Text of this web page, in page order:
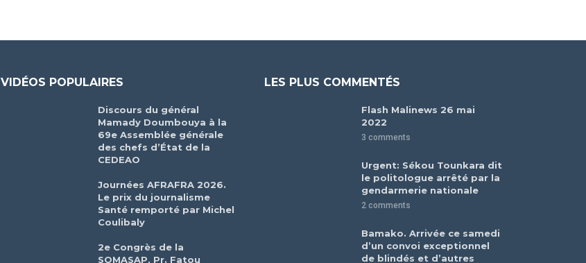
VIDÉOS POPULAIRES
Discours du général
Mamady Doumbouya à la
69e Assemblée générale
des chefs d’État de la
CEDEAO
Journées AFRAFRA 2026.
Le prix du journalisme
Santé remporté par Michel
Coulibaly
2e Congrès de la
SOMASAP, Pr. Fatou
LES PLUS COMMENTÉS
Flash Malinews 26 mai
2022
3 comments
Urgent: Sékou Tounkara dit
le politologue arrêté par la
gendarmerie nationale
2 comments
Bamako. Arrivée ce samedi
d’un convoi exceptionnel
de blindés et d’autres